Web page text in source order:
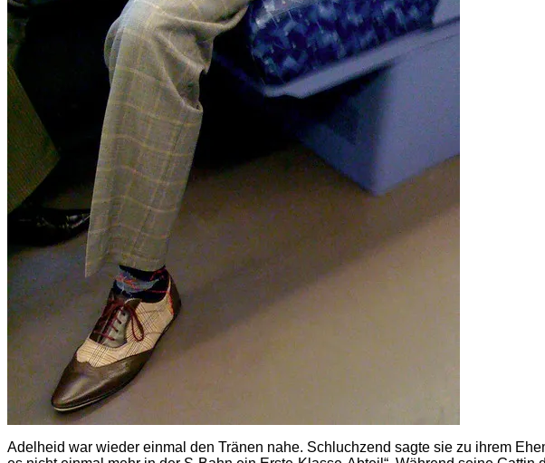
Adelheid war wieder einmal den Tränen nahe. Schluchzend sagte sie zu ihrem